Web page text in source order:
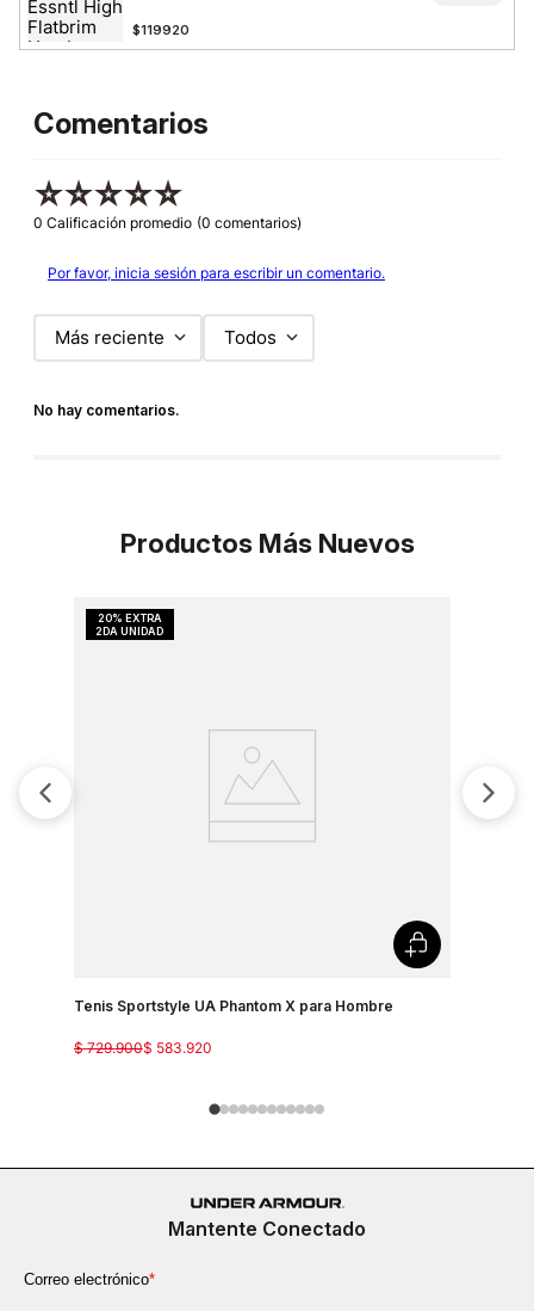
$119920
Comentarios
☆☆☆☆☆
0 Calificación promedio (0 comentarios)
Por favor, inicia sesión para escribir un comentario.
Más reciente Todos
No hay comentarios.
Productos Más Nuevos
Tenis Sportstyle UA Phantom X para Hombre
$ 583.920
$ 729.900
Mantente Conectado